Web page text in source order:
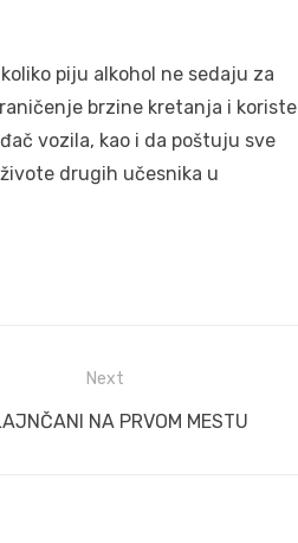
piju alkohol ne sedaju za
brzine kretanja i koriste
vozila, kao i da poštuju sve
drugih učesnika u
Next
NA PRVOM MESTU